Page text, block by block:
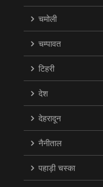
चमोली
चम्पावत
टिहरी
देश
देहरादून
नैनीताल
पहाड़ी चस्का